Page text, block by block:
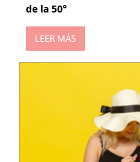
de la 50°
LEER MÁS